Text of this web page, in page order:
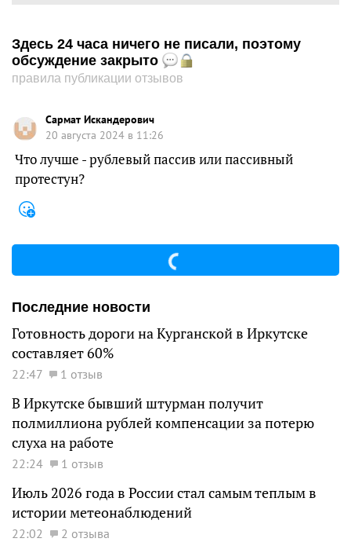
Здесь 24 часа ничего не писали, поэтому
обсуждение закрыто
правила публикации отзывов
Сармат Искандерович
20 августа 2024 в 11:26
Что лучше - рублевый пассив или пассивный
протестун?
Последние новости
Готовность дороги на Курганской в Иркутске
составляет 60%
22:47 1 отзыв
В Иркутске бывший штурман получит
полмиллиона рублей компенсации за потерю
слуха на работе
22:24 1 отзыв
Июль 2026 года в России стал самым теплым в
истории метеонаблюдений
22:02 2 отзыва